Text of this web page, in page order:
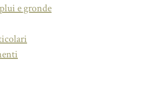
e gronde